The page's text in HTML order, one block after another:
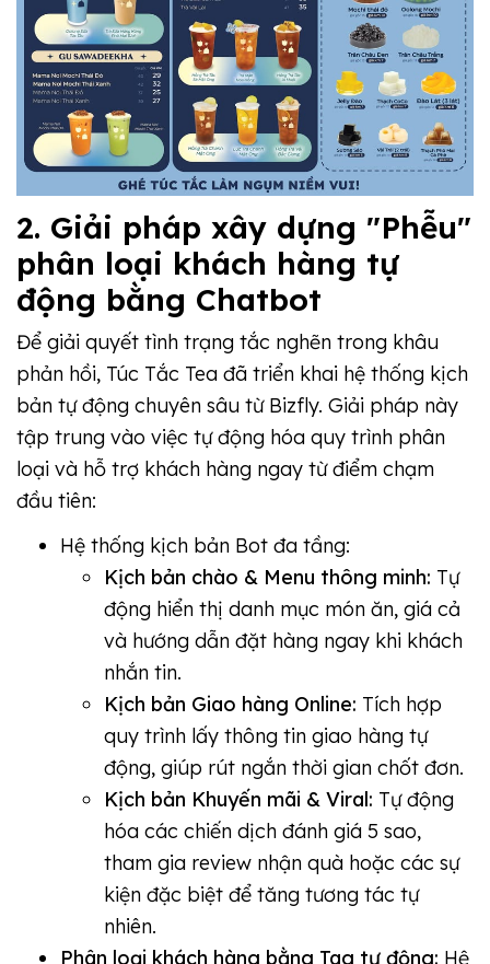
2. Giải pháp xây dựng "Phễu"
phân loại khách hàng tự
động bằng Chatbot
Để giải quyết tình trạng tắc nghẽn trong khâu
phản hồi, Túc Tắc Tea đã triển khai hệ thống kịch
bản tự động chuyên sâu từ Bizfly. Giải pháp này
tập trung vào việc tự động hóa quy trình phân
loại và hỗ trợ khách hàng ngay từ điểm chạm
đầu tiên:
Hệ thống kịch bản Bot đa tầng:
Kịch bản chào & Menu thông minh: Tự
động hiển thị danh mục món ăn, giá cả
và hướng dẫn đặt hàng ngay khi khách
nhắn tin.
Kịch bản Giao hàng Online: Tích hợp
quy trình lấy thông tin giao hàng tự
động, giúp rút ngắn thời gian chốt đơn.
Kịch bản Khuyến mãi & Viral: Tự động
hóa các chiến dịch đánh giá 5 sao,
tham gia review nhận quà hoặc các sự
kiện đặc biệt để tăng tương tác tự
nhiên.
Phân loại khách hàng bằng Tag tự động: Hệ